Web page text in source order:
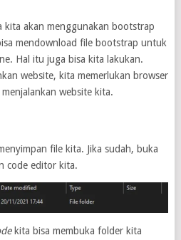
kita akan menggunakan bootstrap
mendownload file bootstrap untuk
Hal itu juga bisa kita lakukan.
website, kita memerlukan browser
website kita.
file kita. Jika sudah, buka
code editor kita.
kita bisa membuka folder kita